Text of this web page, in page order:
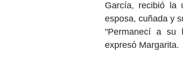
García, recibió la
esposa, cuñada y
"Permanecí a su
expresó Margarita.